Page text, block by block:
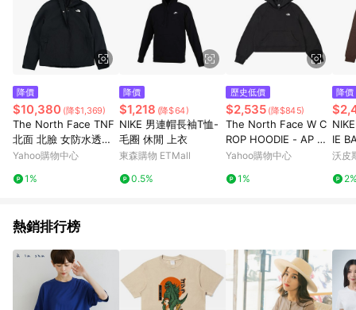
有相關事證認定您為大宗採購、批發轉賣而非最終消費使用者，
相關認定以Yahoo購物中心之認定為準
降價
$10,380 (降$1,369)
The North Face TNF
北面 北臉 女防水透氣
抓絨內裡三合一外套-
ECE TRICLIMATE - AP
Yahoo購物中心
1%
降價
$1,218 (降$64)
NIKE 男連帽長袖T恤-
毛圈 休閒 上衣
東森購物 ETMall
0.5%
歷史低價
$2,535 (降$845)
The North Face W C
ROP HOODIE - AP 女
長袖上衣 NF0A8F0YJ
Yahoo購物中心
1%
降價
IE
外套
沃皮
熱銷排行榜